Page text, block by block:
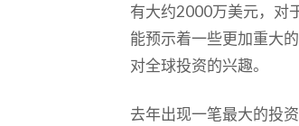
有大约2000万美元，对
能预示着一些更加重大
对全球投资的兴趣。
去年出现一笔最大的投